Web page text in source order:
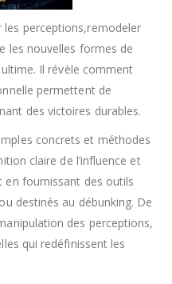
les perceptions,remodeler
les nouvelles formes de
ultime. Il révèle comment
permettent de
des victoires durables.
concrets et méthodes
claire de l’influence et
en fournissant des outils
destinés au débunking. De
des perceptions,
qui redéfinissent les